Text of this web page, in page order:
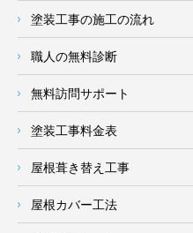
塗装工事の施工の流れ
職人の無料診断
無料訪問サポート
塗装工事料金表
屋根葺き替え工事
屋根カバー工法